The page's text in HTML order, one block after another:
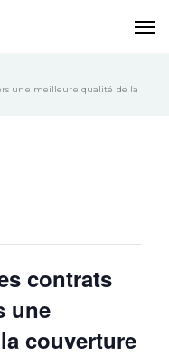
une meilleure qualité de la
contrats
une
couverture